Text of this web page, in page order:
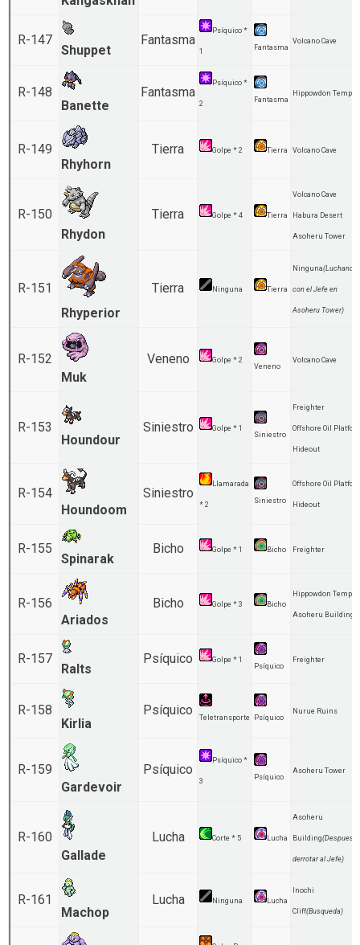
R-147
Shuppet
Fantasma
Psíquico *
1 Fantasma
Volcano Cave
R-148
Banette
Fantasma
Psíquico *
2 Fantasma
Hippowdon Temple
R-149
Rhyhorn
Tierra Golpe * 2 Tierra Volcano Cave
R-150
Rhydon
Tierra Golpe * 4 Tierra
Volcano Cave
Habura Desert
Asoheru Tower
R-151
Rhyperior
Tierra Ninguna Tierra
Ninguna(Luchando
con el Jefe en
Asoheru Tower)
R-152
Muk
Veneno
Golpe * 2
Veneno
Volcano Cave
R-153
Houndour
Siniestro
Golpe * 1
Siniestro
Freighter
Offshore Oil
Hideout
R-154
Houndoom
Siniestro
Llamarada
* 2 Siniestro
Offshore Oil
Hideout
R-155
Spinarak
Bicho Golpe * 1 Bicho Freighter
R-156
Ariados
Bicho Golpe * 3 Bicho
Hippowdon Temple
Asoheru Building
R-157
Ralts
Psíquico
Golpe * 1
Psíquico
Freighter
R-158
Kirlia
Psíquico Teletransporte Psíquico
Nurue Ruins
R-159
Gardevoir
Psíquico
Psíquico *
3 Psíquico
Asoheru Tower
R-160
Gallade
Lucha Corte * 5 Lucha
Asoheru
Building(Despues
derrotar al Jefe)
R-161
Machop
Lucha Ninguna Lucha
Inochi
Cliff(Busqueda)